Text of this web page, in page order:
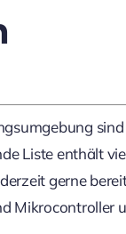
Liste enthält
gerne
Mikrocontroller